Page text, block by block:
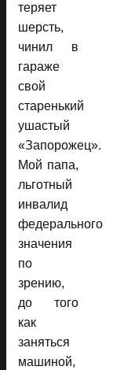
теряет
шерсть,
чинил в
гараже
свой
старенький
ушастый
«Запорожец».
Мой папа,
льготный
инвалид
федерального
значения
по
зрению,
до того
как
заняться
машиной,